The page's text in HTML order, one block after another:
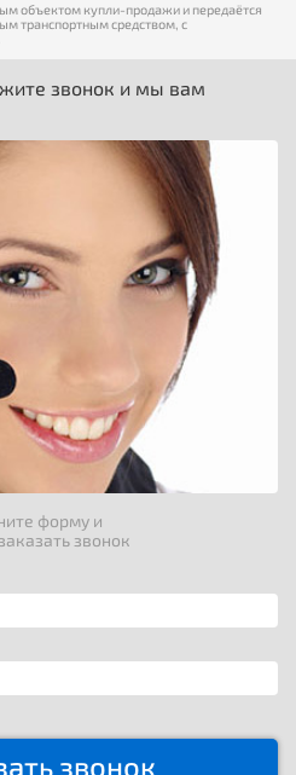
объектом купли-продажи и передаётся
транспортным средством, с
звонок и мы вам
форму и
звонок
звонок